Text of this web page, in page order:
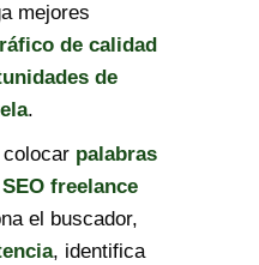
mejores
de calidad
de
.
palabras
freelance
el buscador,
, identifica